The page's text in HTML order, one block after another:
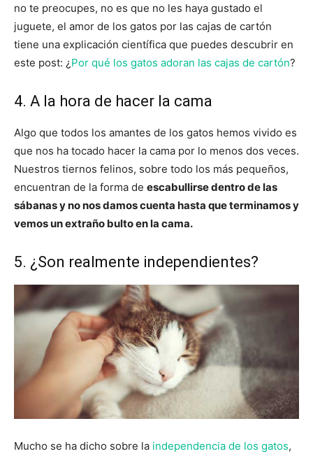
no te preocupes, no es que no les haya gustado el
juguete, el amor de los gatos por las cajas de cartón
tiene una explicación científica que puedes descubrir en
este post: ¿ Por qué los gatos adoran las cajas de cartón?
4. A la hora de hacer la cama
Algo que todos los amantes de los gatos hemos vivido es
que nos ha tocado hacer la cama por lo menos dos veces.
Nuestros tiernos felinos, sobre todo los más pequeños,
encuentran de la forma de escabullirse dentro de las
sábanas y no nos damos cuenta hasta que terminamos y
vemos un extraño bulto en la cama.
5. ¿Son realmente independientes?
Mucho se ha dicho sobre la independencia de los gatos,